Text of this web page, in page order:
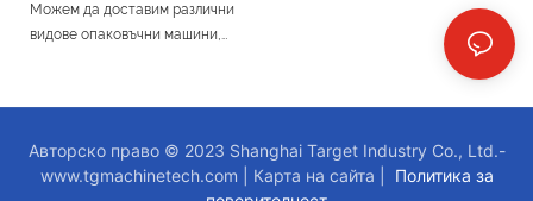
Можем да доставим различни
видове опаковъчни машини,
Авторско право © 2023 Shanghai Target Industry Co., Ltd.-
www.tgmachinetech.com
Карта на сайта
Политика за